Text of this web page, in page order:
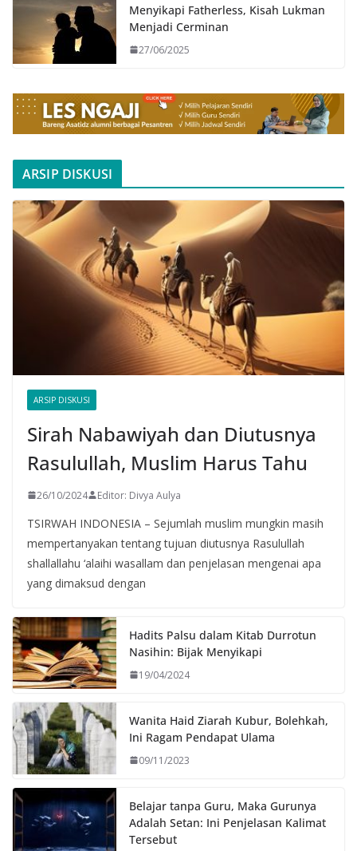
Menyikapi Fatherless, Kisah Lukman
Menjadi Cerminan
27/06/2025
ARSIP DISKUSI
ARSIP DISKUSI
Sirah Nabawiyah dan Diutusnya
Rasulullah, Muslim Harus Tahu
26/10/2024 Editor: Divya Aulya
TSIRWAH INDONESIA – Sejumlah muslim mungkin masih
mempertanyakan tentang tujuan diutusnya Rasulullah
shallallahu ‘alaihi wasallam dan penjelasan mengenai apa
yang dimaksud dengan
Hadits Palsu dalam Kitab Durrotun
Nasihin: Bijak Menyikapi
19/04/2024
Wanita Haid Ziarah Kubur, Bolehkah,
Ini Ragam Pendapat Ulama
09/11/2023
Belajar tanpa Guru, Maka Gurunya
Adalah Setan: Ini Penjelasan Kalimat
Tersebut